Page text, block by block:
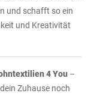
und schafft so ein
und Kreativität
4 You –
Zuhause noch